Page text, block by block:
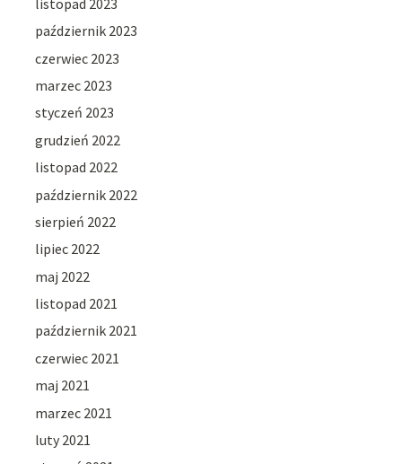
październik 2023
czerwiec 2023
marzec 2023
styczeń 2023
grudzień 2022
listopad 2022
październik 2022
sierpień 2022
lipiec 2022
maj 2022
listopad 2021
październik 2021
czerwiec 2021
maj 2021
marzec 2021
luty 2021